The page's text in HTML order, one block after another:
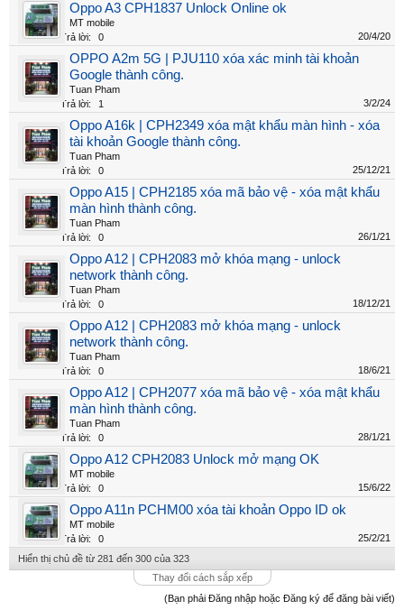
Oppo A3 CPH1837 Unlock Online ok
MT mobile
Trả lời:
0 20/4/20
OPPO A2m 5G | PJU110 xóa xác minh tài khoản
Google thành công.
Tuan Pham
Trả lời:
1 3/2/24
Oppo A16k | CPH2349 xóa mật khẩu màn hình - xóa
tài khoản Google thành công.
Tuan Pham
Trả lời:
0 25/12/21
Oppo A15 | CPH2185 xóa mã bảo vệ - xóa mật khẩu
màn hình thành công.
Tuan Pham
Trả lời:
0 26/1/21
Oppo A12 | CPH2083 mở khóa mạng - unlock
network thành công.
Tuan Pham
Trả lời:
0 18/12/21
Oppo A12 | CPH2083 mở khóa mạng - unlock
network thành công.
Tuan Pham
Trả lời:
0 18/6/21
Oppo A12 | CPH2077 xóa mã bảo vệ - xóa mật khẩu
màn hình thành công.
Tuan Pham
Trả lời:
0 28/1/21
Oppo A12 CPH2083 Unlock mở mạng OK
MT mobile
Trả lời:
0 15/6/22
Oppo A11n PCHM00 xóa tài khoản Oppo ID ok
MT mobile
Trả lời:
0
25/2/21
Hiển thị chủ đề từ 281 đến 300 của 323
Thay đổi cách sắp xếp
(Bạn phải Đăng nhập hoặc Đăng ký để đăng bài viết)